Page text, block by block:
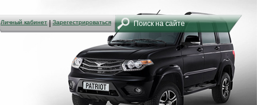
Личный кабинет|Зарегестрироваться
Личный кабинет|Зарегестрироваться